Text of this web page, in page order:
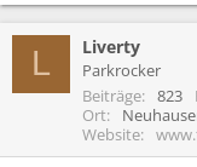
L Liverty
Parkrocker
Beiträge
823
Ort
Website